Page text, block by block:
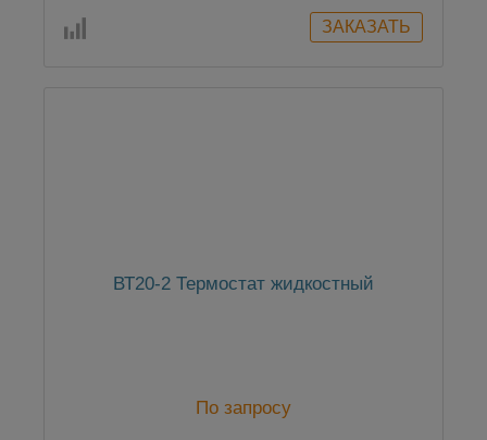
ВТ20-2 Термостат жидкостный
По запросу